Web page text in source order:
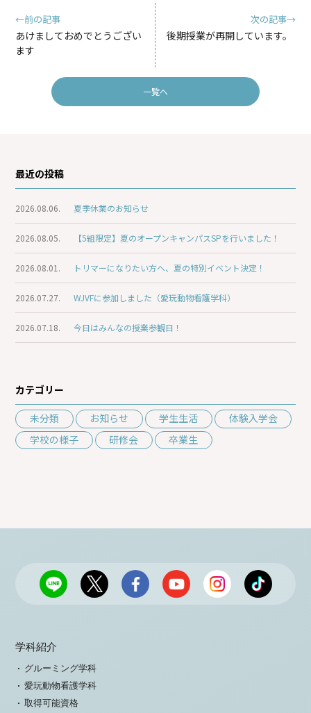
←前の記事
あけましておめでとうござい
ます
次の記事→
後期授業が再開しています。
一覧へ
最近の投稿
2026.08.06. 夏季休業のお知らせ
2026.08.05. 【5組限定】夏のオープンキャンパスSPを行いました！
2026.08.01. トリマーになりたい方へ、夏の特別イベント決定！
2026.07.27. WJVFに参加しました（愛玩動物看護学科）
2026.07.18. 今日はみんなの授業参観日！
カテゴリー
未分類 お知らせ 学生生活
体験入学会
学校の様子
研修会 卒業生
学科紹介
グルーミング学科
愛玩動物看護学科
取得可能資格